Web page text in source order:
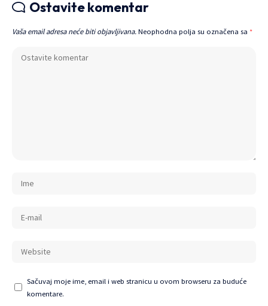
Ostavite komentar
Vaša email adresa neće biti objavljivana. Neophodna polja su označena sa *
Sačuvaj moje ime, email i web stranicu u ovom browseru za buduće
komentare.